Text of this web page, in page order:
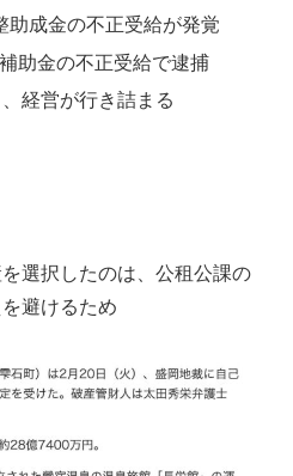
助成金の不正受給が発覚
助金の不正受給で逮捕
経営が行き詰まる
選択したのは、公租公課の
避けるため